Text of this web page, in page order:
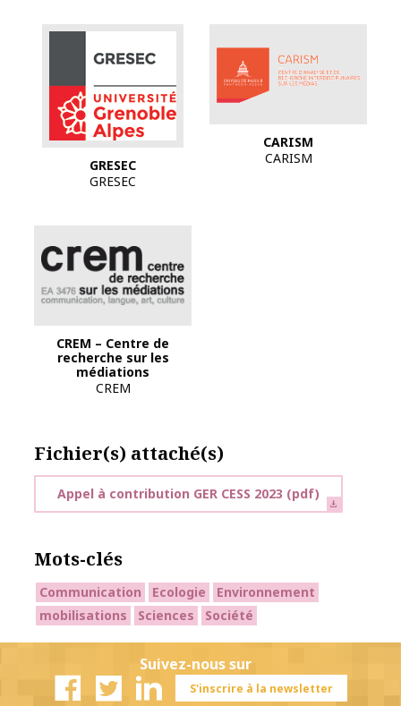
GRESEC
GRESEC
Logo CARISM
CARISM
CARISM
CREM – Centre de
recherche sur les
médiations
CREM
Fichier(s) attaché(s)
Appel à contribution GER CESS 2023 (pdf)
Mots-clés
Communication Ecologie
Environnement
mobilisations
Sciences Société
Suivez-nous sur
S'inscrire à la newsletter